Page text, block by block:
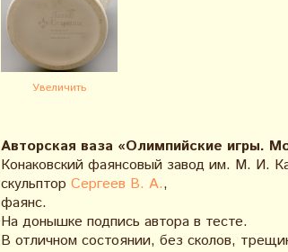
Увеличить
Авторская ваза «Олимпийские игры.
Конаковский фаянсовый завод им. М. И.
скульптор Сергеев В. А.,
фаянс.
На донышке подпись автора в тесте.
В отличном состоянии, без сколов,